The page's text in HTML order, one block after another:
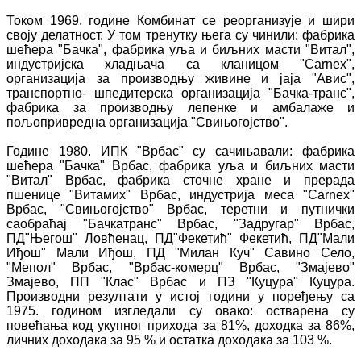
Током 1969. године Комбинат се реорганизује и шири
своју делатност. У том тренутку њега су чинили: фабрика
шећера "Бачка", фабрика уља и биљних масти "Витал",
индустријска хладњача са кланицом "Carnex",
организација за производњу живине и јаја "Авис",
транспортно- шпедитерска организација "Бачка-транс",
фабрика за производњу лепенке и амбалаже и
пољопривредна организација "Свињогојство".
Године 1980. ИПК "Врбас" су сачињавали: фабрика
шећера "Бачка" Врбас, фабрика уља и биљних масти
"Витал" Врбас, фабрика сточне хране и прерада
пшенице "Витамиx" Врбас, индустрија меса "Carnex"
Врбас, "Свињогојство" Врбас, теретни и путнички
саобраћај "Бачкатранс" Врбас, "Задругар" Врбас,
ПД"Његош" Ловћенац, ПД"Фекетић" Фекетић, ПД"Мали
Иђош" Мали Иђош, ПД "Милан Куч" Савино Село,
"Мепол" Врбас, "Врбас-комерц" Врбас, "Змајево"
Змајево, ПП "Клас" Врбас и ПЗ "Куцура" Куцура.
Производни резултати у истој години у поређењу са
1975. годином изгледали су овако: остварена су
повећања код укупног прихода за 81%, доходка за 86%,
личних доходака за 95 % и остатка доходака за 103 %.